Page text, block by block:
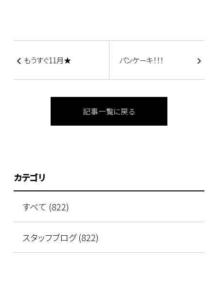
もうすぐ11月★ パンケーキ！！！
記事一覧に戻る
カテゴリ
すべて (822)
スタッフブログ (822)